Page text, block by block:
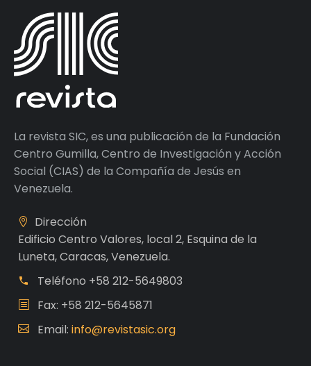
La revista SIC, es una publicación de la Fundación
Centro Gumilla, Centro de Investigación y Acción
Social (CIAS) de la Compañía de Jesús en
Venezuela.
Dirección
Edificio Centro Valores, local 2, Esquina de la
Luneta, Caracas, Venezuela.
Teléfono +58 212-5649803
Fax: +58 212-5645871
Email: info@revistasic.org